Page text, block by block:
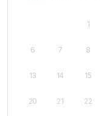
1
6 7 8
13 14 15
20 21 22